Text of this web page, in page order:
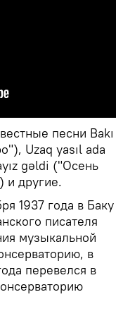
песни Bakı
Uzaq yasıl ada
gəldi ("Осень
и другие.
1937 года в Баку
писателя
музыкальной
в
перевелся в